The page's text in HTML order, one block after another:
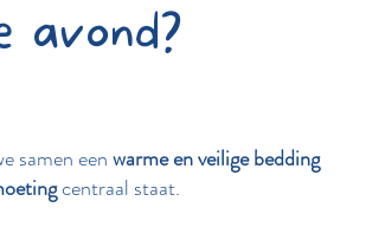
avond?
samen eenwarme en veilige bedding
centraal staat.